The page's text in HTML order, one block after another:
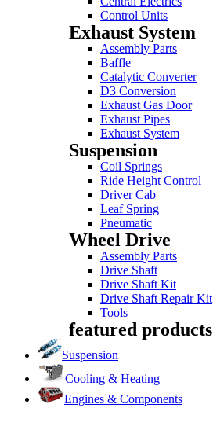
Control Units
Exhaust System
Assembly Parts
Baffle
Catalytic Converter
D3 Conversion
Exhaust Gas Door
Exhaust Pipes
Exhaust System
Suspension
Coil Springs
Ride Height Control
Driver Cab
Leaf Spring
Pneumatic
Wheel Drive
Assembly Parts
Drive Shaft
Drive Shaft Kit
Drive Shaft Repair Kit
Tools
featured products
Suspension
Cooling & Heating
Engines & Components